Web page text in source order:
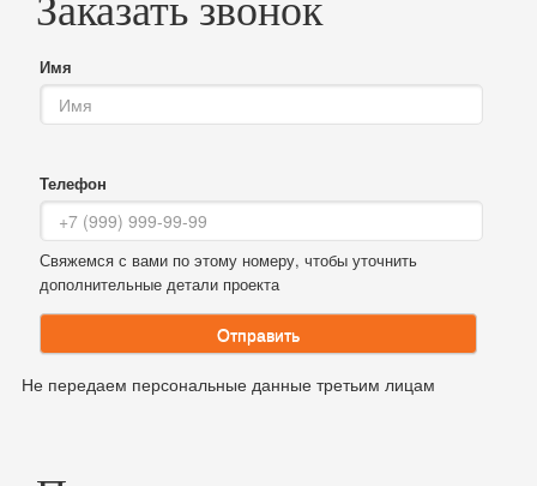
Заказать звонок
Имя
Телефон
Свяжемся с вами по этому номеру, чтобы уточнить
дополнительные детали проекта
Отправить
Не передаем персональные данные третьим лицам